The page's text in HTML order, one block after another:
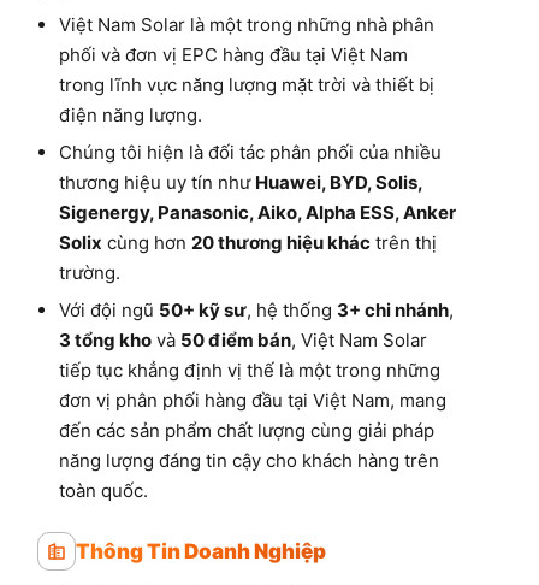
Việt Nam Solar là một trong những nhà phân
phối và đơn vị EPC hàng đầu tại Việt Nam
trong lĩnh vực năng lượng mặt trời và thiết bị
điện năng lượng.
Chúng tôi hiện là đối tác phân phối của nhiều
thương hiệu uy tín như Huawei, BYD, Solis,
Sigenergy, Panasonic, Aiko, Alpha ESS, Anker
Solix cùng hơn 20 thương hiệu khác trên thị
trường.
Với đội ngũ 50+ kỹ sư, hệ thống 3+ chi nhánh,
3 tổng kho và 50 điểm bán, Việt Nam Solar
tiếp tục khẳng định vị thế là một trong những
đơn vị phân phối hàng đầu tại Việt Nam, mang
đến các sản phẩm chất lượng cùng giải pháp
năng lượng đáng tin cậy cho khách hàng trên
toàn quốc.
Thông Tin Doanh Nghiệp